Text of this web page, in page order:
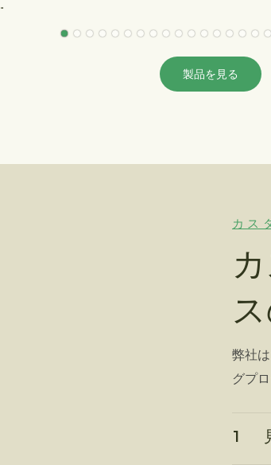
Packaging
製品を見る
カス
弊社
グプ
1